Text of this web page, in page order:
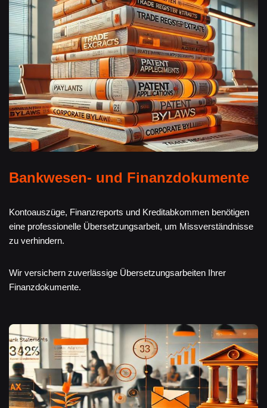
Bankwesen- und Finanzdokumente
Kontoauszüge, Finanzreports und Kreditabkommen benötigen
eine professionelle Übersetzungsarbeit, um Missverständnisse
zu verhindern.
Wir versichern zuverlässige Übersetzungsarbeiten Ihrer
Finanzdokumente.